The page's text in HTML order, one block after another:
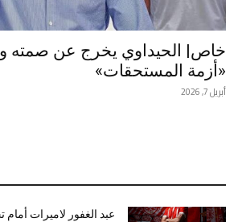
خاص| الحيداوي يخرج عن صمته
«أزمة المستحقات»
أبريل 7, 2026
عبد الغفور لاميرات